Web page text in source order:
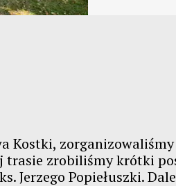
2019
Kostki,
trasie zrobiliśmy krótki
Jerzego Popiełuszki.